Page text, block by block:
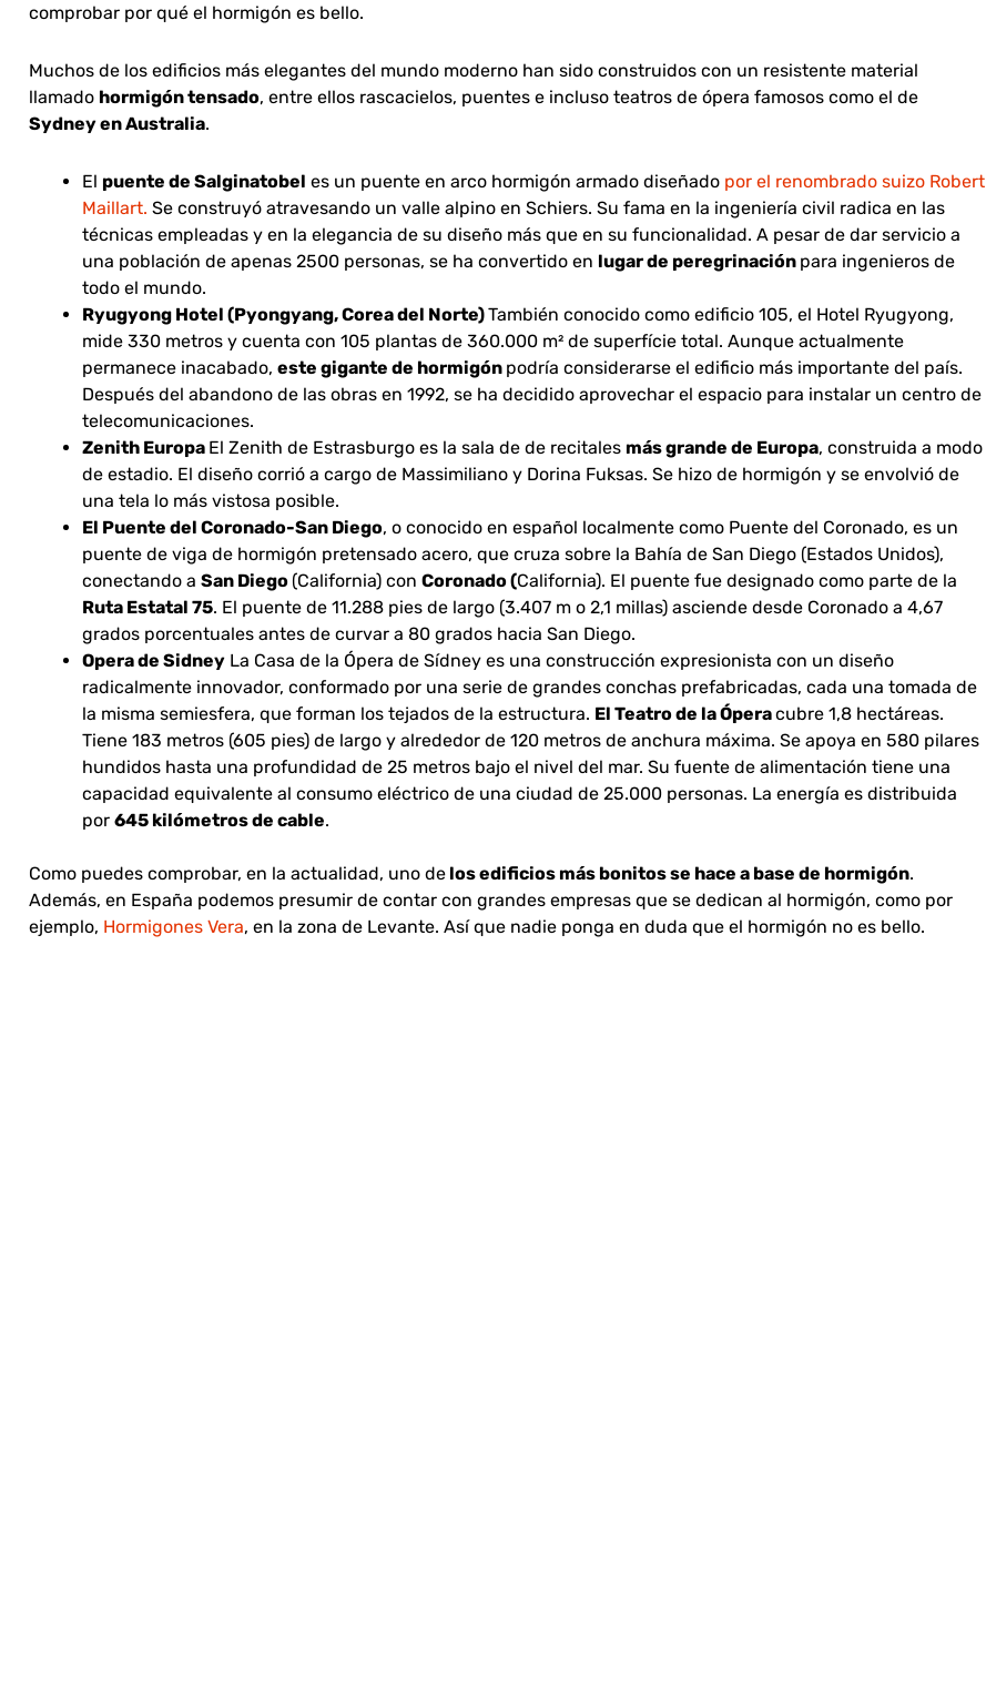
comprobar por qué el hormigón es bello.
Muchos de los edificios más elegantes del mundo moderno han sido construidos con un resistente material
llamado hormigón tensado, entre ellos rascacielos, puentes e incluso teatros de ópera famosos como el de
Sydney en Australia.
El puente de Salginatobel es un puente en arco hormigón armado diseñado por el renombrado suizo Robert
Maillart. Se construyó atravesando un valle alpino en Schiers. Su fama en la ingeniería civil radica en las
técnicas empleadas y en la elegancia de su diseño más que en su funcionalidad. A pesar de dar servicio a
una población de apenas 2500 personas, se ha convertido en lugar de peregrinación para ingenieros de
todo el mundo.
Ryugyong Hotel (Pyongyang, Corea del Norte)También conocido como edificio 105, el Hotel Ryugyong,
mide 330 metros y cuenta con 105 plantas de 360.000 m² de superfície total. Aunque actualmente
permanece inacabado, este gigante de hormigón podría considerarse el edificio más importante del país.
Después del abandono de las obras en 1992, se ha decidido aprovechar el espacio para instalar un centro de
telecomunicaciones.
Zenith Europa El Zenith de Estrasburgo es la sala de de recitales más grande de Europa, construida a modo
de estadio. El diseño corrió a cargo de Massimiliano y Dorina Fuksas. Se hizo de hormigón y se envolvió de
una tela lo más vistosa posible.
El Puente del Coronado-San Diego, o conocido en español localmente como Puente del Coronado, es un
puente de viga de hormigón pretensado acero, que cruza sobre la Bahía de San Diego (Estados Unidos),
conectando a San Diego (California) con Coronado (California). El puente fue designado como parte de la
Ruta Estatal 75. El puente de 11.288 pies de largo (3.407 m o 2,1 millas) asciende desde Coronado a 4,67
grados porcentuales antes de curvar a 80 grados hacia San Diego.
Opera de Sidney La Casa de la Ópera de Sídney es una construcción expresionista con un diseño
radicalmente innovador, conformado por una serie de grandes conchas prefabricadas, cada una tomada de
la misma semiesfera, que forman los tejados de la estructura. El Teatro de la Óperacubre 1,8 hectáreas.
Tiene 183 metros (605 pies) de largo y alrededor de 120 metros de anchura máxima. Se apoya en 580 pilares
hundidos hasta una profundidad de 25 metros bajo el nivel del mar. Su fuente de alimentación tiene una
capacidad equivalente al consumo eléctrico de una ciudad de 25.000 personas. La energía es distribuida
por 645 kilómetros de cable.
Como puedes comprobar, en la actualidad, uno de los edificios más bonitos se hace a base de hormigón.
Además, en España podemos presumir de contar con grandes empresas que se dedican al hormigón, como por
ejemplo, Hormigones Vera, en la zona de Levante. Así que nadie ponga en duda que el hormigón no es bello.